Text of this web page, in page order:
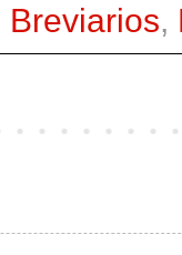
Breviarios,